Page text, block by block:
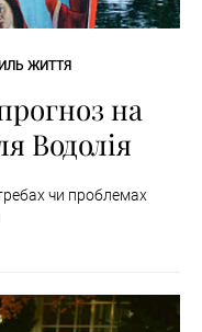
ЖИТТЯ
на
Водолія
чи проблемах